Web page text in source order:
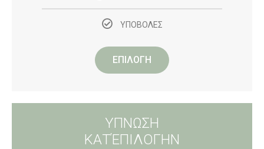
ΥΠΟΒΟΛΕΣ
ΕΠΙΛΟΓΗ
ΥΠΝΩΣΗ
ΚΑΤΈΠΙΛΟΓΗΝ